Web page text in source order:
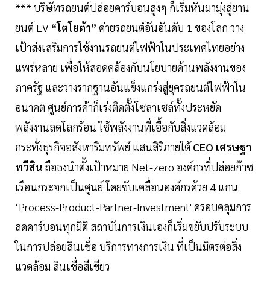
*** บริษัทรถยนต์ปล่อยคาร์บอนสูงๆ ก็เริ่มหันมามุ่งสู่ยาน
ยนต์ EV “โตโยต้า” ค่ายรถยนต์อันอันดับ 1 ของโลก วาง
เป้าส่งเสริมการใช้งานรถยนต์ไฟฟ้าในประเทศไทยอย่าง
แพร่หลาย เพื่อให้สอดคล้องกับนโยบายด้านพลังงานของ
ภาครัฐ และวางรากฐานอันแข็งแกร่งสู่ยุครถยนต์ไฟฟ้าใน
อนาคต ศูนย์การค้าก็เร่งติดตั้งโซลาเซล์ทั้งประหยัด
พลังงานลดโลกร้อน ใช้พลังงานที่เอื้อกับสิ่งแวดล้อม
กระทั่งธุรกิจอสังหาริมทรัพย์ แสนสิริภายใต้CEO เศรษฐา
ทวีสิน ถือธงนำตั้งเป้าหมาย Net-zero องค์กรที่ปล่อยก๊าซ
เรือนกระจกเป็นศูนย์ โดยขับเคลื่อนองค์กรด้วย 4 แกน
‘Process-Product-Partner-Investment' ครอบคลุมการ
ลดคาร์บอนทุกมิติ สถาบันการเงินเองก็เริ่มขยับปรับระบบ
ในการปล่อยสินเชื่อ บริการทางการเงิน ที่เป็นมิตรต่อสิ่ง
แวดล้อม สินเชื่อสีเขียว